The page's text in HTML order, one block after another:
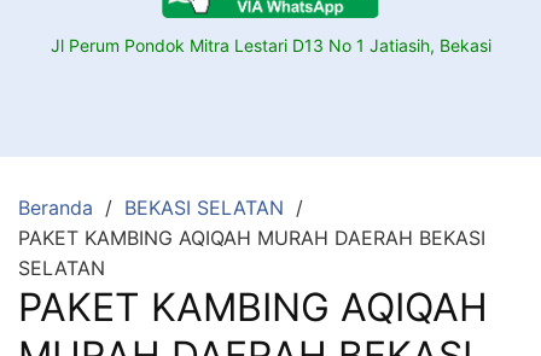
Jl Perum Pondok Mitra Lestari D13 No 1 Jatiasih, Bekasi
Beranda
BEKASI SELATAN
PAKET KAMBING AQIQAH MURAH DAERAH BEKASI
SELATAN
PAKET KAMBING AQIQAH